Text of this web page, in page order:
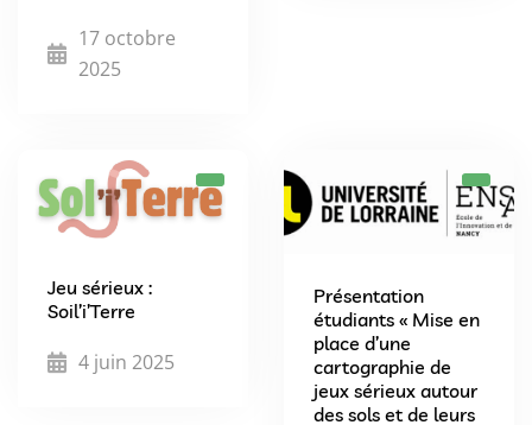
17 octobre
2025
Jeu sérieux :
Soil’i’Terre
4 juin 2025
Présentation
étudiants « Mise en
place d’une
cartographie de
jeux sérieux autour
des sols et de leurs